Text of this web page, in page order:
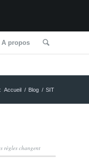
A propos
Accueil / Blog / SIT
règles changent